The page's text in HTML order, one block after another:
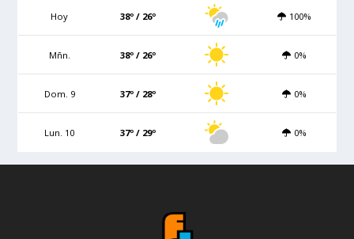
Hoy 38º / 26º 100%
Mñn. 38º / 26º 0%
Dom. 9 37º / 28º 0%
Lun. 10 37º / 29º 0%